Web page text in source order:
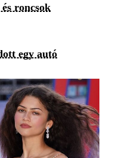
roncsok
egy autó